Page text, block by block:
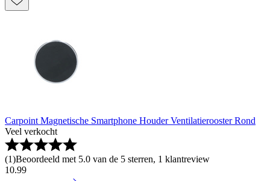
Carpoint Magnetische Smartphone Houder Ventilatierooster Rond
Veel verkocht
(1)Beoordeeld met 5.0 van de 5 sterren, 1 klantreview
10.99